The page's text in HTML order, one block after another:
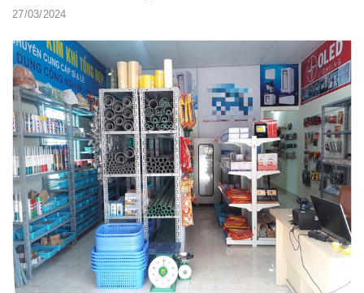
27/03/2024